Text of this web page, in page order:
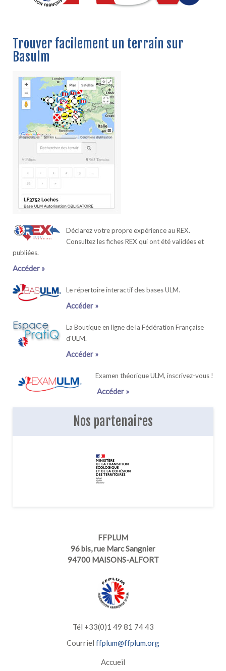
Trouver facilement un terrain sur
Basulm
Déclarez votre propre expérience au REX.
Consultez les fiches REX qui ont été validées et
publiées.
Accéder »
Le répertoire interactif des bases ULM.
Accéder »
La Boutique en ligne de la Fédération Française
d'ULM.
Accéder »
Examen théorique ULM, inscrivez-vous !
Accéder »
Nos partenaires
FFPLUM
96 bis, rue Marc Sangnier
94700 MAISONS-ALFORT
Tél +33(0)1 49 81 74 43
Courriel ffplum@ffplum.org
Accueil